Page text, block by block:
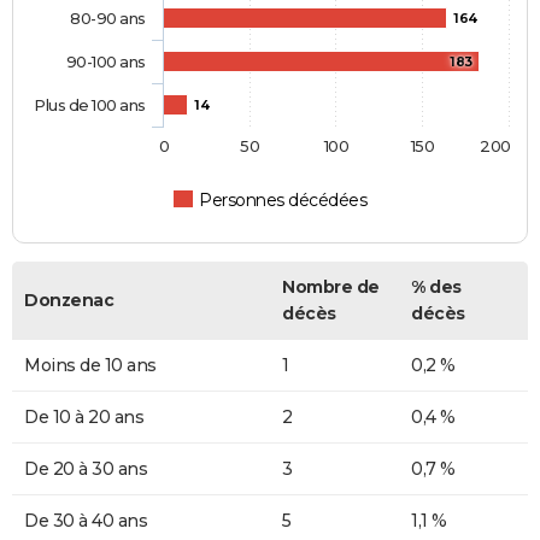
164
183
14
Personnes décédées
80-90 ans
90-100 ans
Plus de 100 ans
0 50 100 150 200
Donzenac
Nombre de
décès
% des
décès
Moins de 10 ans 1 0,2 %
De 10 à 20 ans 2 0,4 %
De 20 à 30 ans 3 0,7 %
De 30 à 40 ans 5 1,1 %